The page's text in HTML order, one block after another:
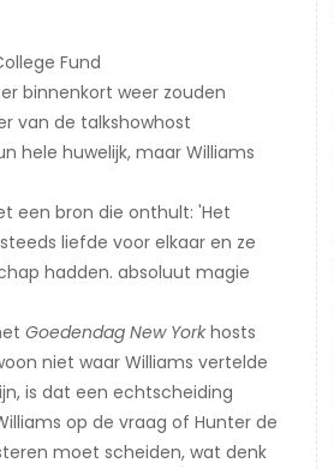
Fund
binnenkort weer zouden
van de talkshowhost
hele huwelijk, maar Williams
een bron die onthult: 'Het
liefde voor elkaar en ze
hadden. absoluut magie
Goedendag New Yorkhosts
niet waar ​Williams vertelde
is dat een echtscheiding
op de vraag of Hunter de
moet scheiden, wat denk